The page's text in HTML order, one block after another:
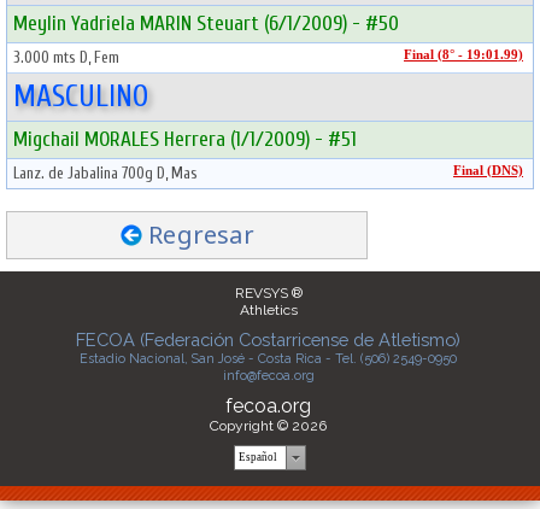
Meylin Yadriela MARIN Steuart (6/1/2009) - #50
3.000 mts D, Fem Final (8° - 19:01.99)
MASCULINO
Migchail MORALES Herrera (1/1/2009) - #51
Lanz. de Jabalina 700g D, Mas Final (DNS)
Regresar
REVSYS ®
Athletics
FECOA (Federación Costarricense de Atletismo)
Estadio Nacional, San José - Costa Rica - Tel. (506) 2549-0950
info@fecoa.org
fecoa.org
Copyright © 2026